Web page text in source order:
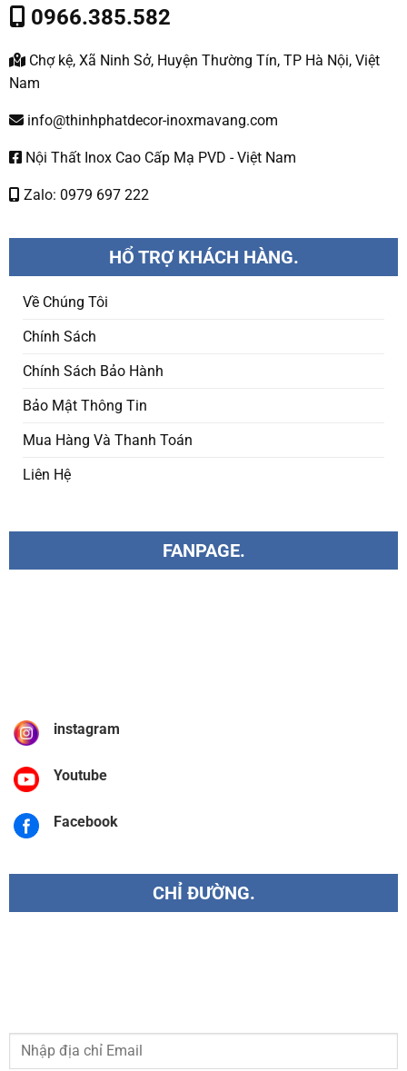
0966.385.582
Chợ kệ, Xã Ninh Sở, Huyện Thường Tín, TP Hà Nội, Việt
Nam
info@thinhphatdecor-inoxmavang.com
Nội Thất Inox Cao Cấp Mạ PVD - Việt Nam
Zalo: 0979 697 222
HỔ TRỢ KHÁCH HÀNG.
Về Chúng Tôi
Chính Sách
Chính Sách Bảo Hành
Bảo Mật Thông Tin
Mua Hàng Và Thanh Toán
Liên Hệ
FANPAGE.
instagram
Youtube
Facebook
CHỈ ĐƯỜNG.